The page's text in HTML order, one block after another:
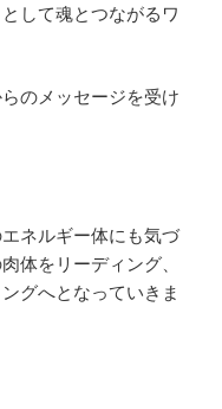
して魂とつながるワ
のメッセージを受け
ネルギー体にも気づ
体をリーディング、
グへとなっていきま